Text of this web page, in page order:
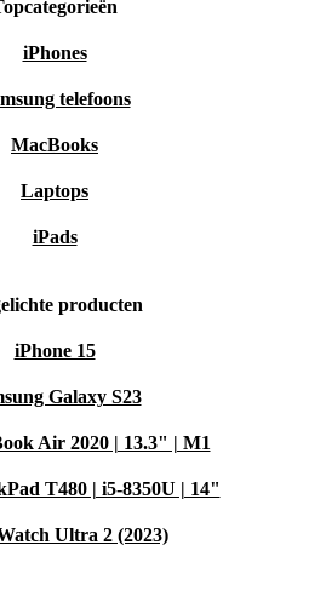
iPhones
telefoons
MacBooks
Laptops
iPads
producten
iPhone 15
Galaxy S23
Air 2020 | 13.3" | M1
T480 | i5-8350U | 14"
Ultra 2 (2023)